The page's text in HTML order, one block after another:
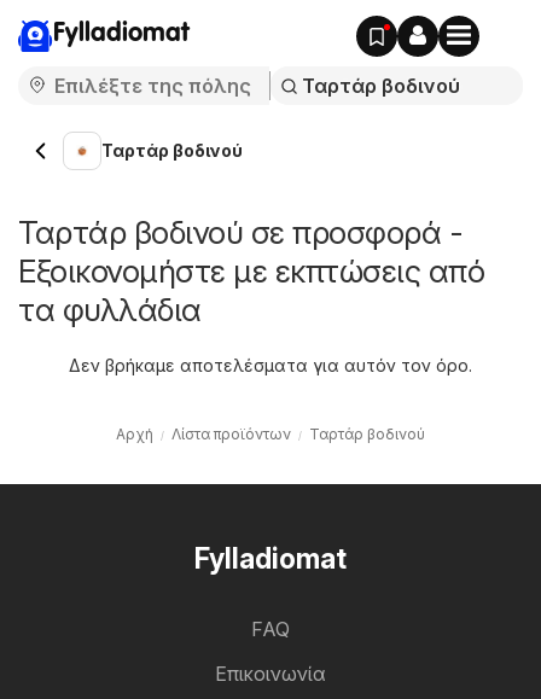
Fylladiomat
Ταρτάρ βοδινού
Ταρτάρ βοδινού σε προσφορά -
Εξοικονομήστε με εκπτώσεις από
τα φυλλάδια
Δεν βρήκαμε αποτελέσματα για αυτόν τον όρο.
Αρχή Λίστα προϊόντων Ταρτάρ βοδινού
Fylladiomat
FAQ
Επικοινωνία